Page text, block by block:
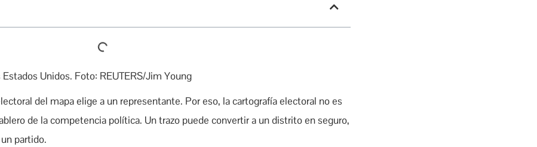
Unidos. Foto: REUTERS/Jim Young
del mapa elige a un representante. Por eso, la cartografía electoral no es
de la competencia política. Un trazo puede convertir a un distrito en seguro,
partido.